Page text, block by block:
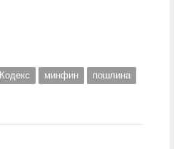
Кодекс минфин
пошлина